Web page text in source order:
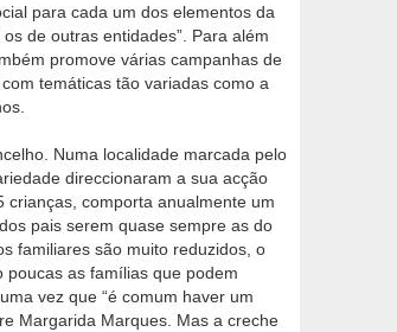
para cada um dos elementos da
de outras entidades”. Para além
promove várias campanhas de
temáticas tão variadas como a
Numa localidade marcada pelo
direccionaram a sua acção
crianças, comporta anualmente um
pais serem quase sempre as do
familiares são muito reduzidos, o
as famílias que podem
vez que “é comum haver um
Margarida Marques. Mas a creche